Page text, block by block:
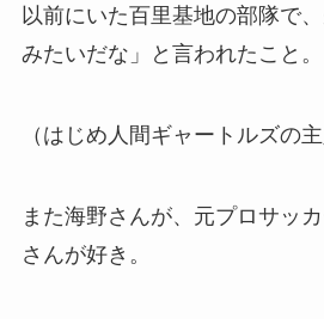
以前にいた百里基地の部隊で
みたいだな」と言われたこと。
（はじめ人間ギャートルズの
また海野さんが、元プロサッ
さんが好き。